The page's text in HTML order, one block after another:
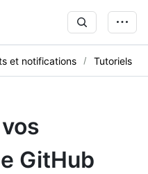
et notifications Tutoriels
GitHub